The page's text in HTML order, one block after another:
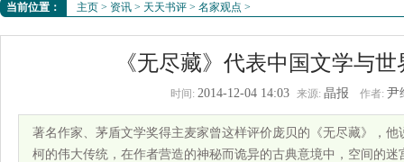
当前位置： 主页 > 资讯 > 天天书评 > 名家观点 >
《无尽藏》代表中国文学与
时间: 2014-12-04 14:03 来源: 晶报 作者: 尹
著名作家、茅盾文学奖得主麦家曾这样评价庞贝的《无尽藏》，
柯的伟大传统，在作者营造的神秘而诡异的古典意境中，空间的